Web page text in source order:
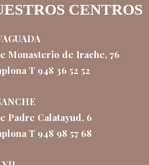
CENTROS
Monasterio de Irache, 76
T 948 36 52 52
Padre Calatayud, 6
T 948 98 57 68